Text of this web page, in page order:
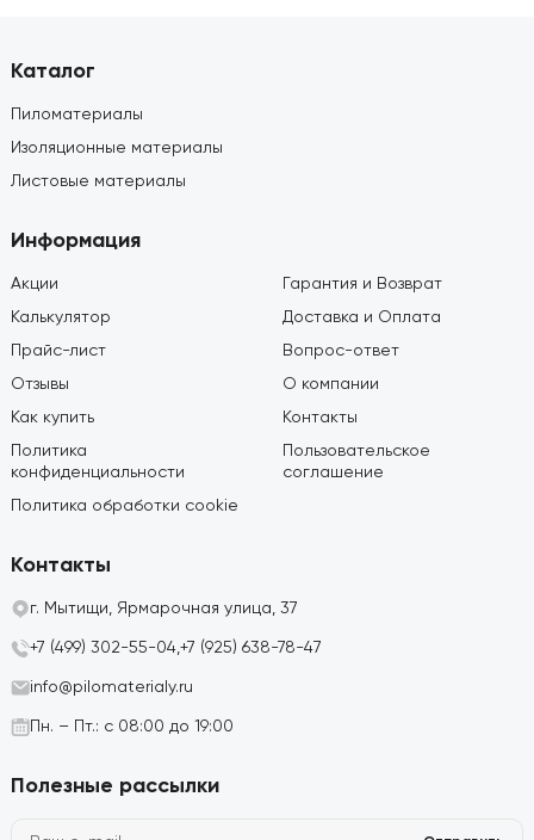
Каталог
Пиломатериалы
Изоляционные материалы
Листовые материалы
Информация
Акции
Калькулятор
Прайс-лист
Отзывы
Как купить
Политика
конфиденциальности
Политика обработки cookie
Гарантия и Возврат
Доставка и Оплата
Вопрос-ответ
О компании
Контакты
Пользовательское
соглашение
Контакты
г. Мытищи, Ярмарочная улица, 37
+7 (499) 302-55-04,+7 (925) 638-78-47
info@pilomaterialy.ru
Пн. – Пт.: с 08:00 до 19:00
Полезные рассылки